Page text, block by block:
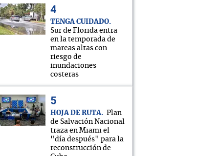
TENGA CUIDADO
Sur de Florida entra
en la temporada de
mareas altas con
riesgo de
inundaciones
costeras
HOJA DE RUTA
Plan
de Salvación Nacional
traza en Miami el
"día después" para la
reconstrucción de